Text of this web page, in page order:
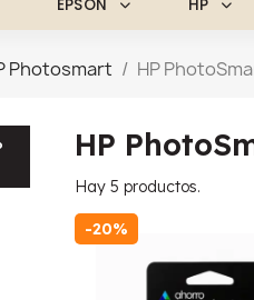
EPSON HP
Photosmart HP
HP
Hay 5 productos.
-20%